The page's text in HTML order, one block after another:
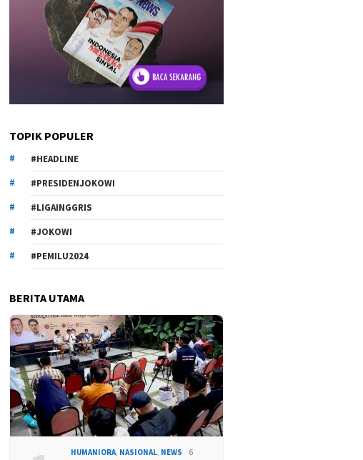
TOPIK POPULER
#HEADLINE
#PRESIDENJOKOWI
#LIGAINGGRIS
#JOKOWI
#PEMILU2024
BERITA UTAMA
HUMANIORA, NASIONAL, NEWS
6